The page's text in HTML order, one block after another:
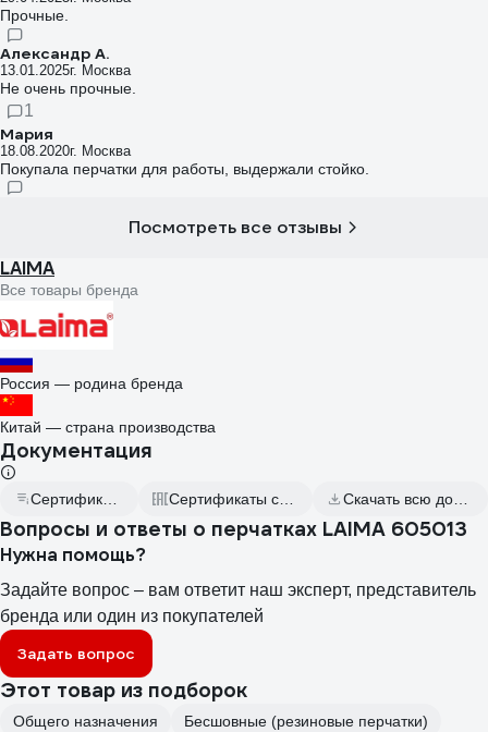
Прочные.
Александр А.
13.01.2025г. Москва
Не очень прочные.
1
Мария
18.08.2020г. Москва
Покупала перчатки для работы, выдержали стойко.
Посмотреть все отзывы
LAIMA
Все товары бренда
Россия — родина бренда
Китай — страна производства
Документация
Сертификат дилера Сертификаты соответствия Скачать всю документацию
Вопросы и ответы о перчатках LAIMA 605013
Нужна помощь?
Задайте вопрос – вам ответит наш эксперт, представитель
бренда или один из покупателей
Задать вопрос
Этот товар из подборок
Общего назначения
Бесшовные (резиновые перчатки)